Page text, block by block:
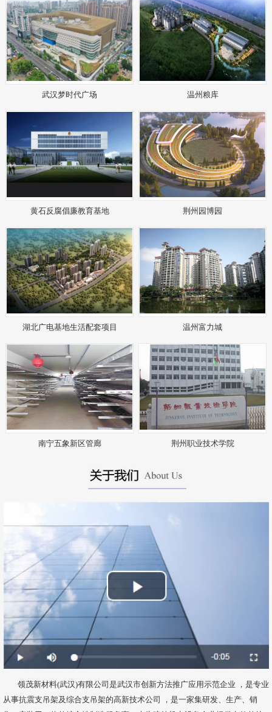
武汉梦时代广场 温州粮库
黄石反腐倡廉教育基地 荆州园博园
湖北广电基地生活配套项目 温州富力城
南宁五象新区管廊 荆州职业技术学院
领茂新材料(武汉)有限公司是武汉市创新方法推广应用示范企业 ，是专业
从事抗震支吊架及综合支吊架的高新技术公司 ，是一家集研发、生产、销